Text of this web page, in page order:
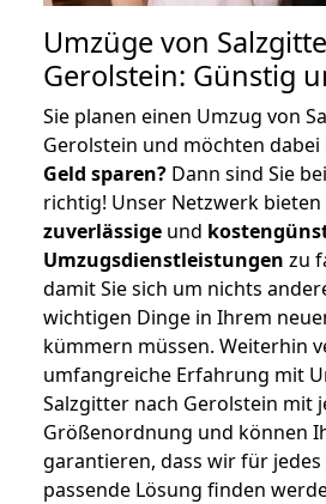
Umzüge von
Gerolstein: Günstig
Sie planen einen Umzug von
Gerolstein und möchten
Geld sparen? Dann sind Sie
richtig! Unser Netzwerk bieten
zuverlässige und
Umzugsdienstleistungen zu
damit Sie sich um nichts
wichtigen Dinge in Ihrem
kümmern müssen. Weiterhin
umfangreiche Erfahrung mit
Salzgitter nach Gerolstein mit
Größenordnung und können
garantieren, dass wir für
passende Lösung finden